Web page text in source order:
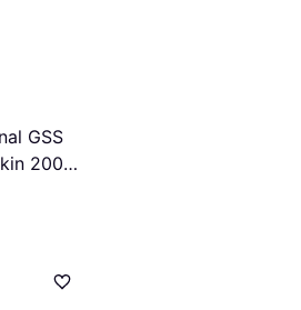
GSS
200